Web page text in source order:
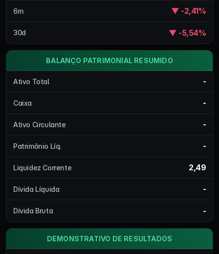
6m ▼ -2,41%
30d ▼ -5,54%
BALANÇO PATRIMONIAL RESUMIDO
Ativo Total -
Caixa -
Ativo Circulante -
Patrimônio Líq. -
Liquidez Corrente 2,49
Dívida Líquida -
Dívida Bruta -
DEMONSTRATIVO DE RESULTADOS